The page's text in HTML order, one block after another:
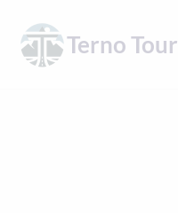
obsah
Terno Tour